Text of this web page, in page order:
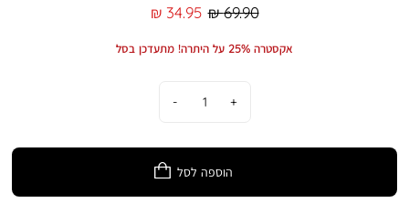
מחיר
34.95 ₪
מחיר
69.90 ₪
אקסטרה 25% על היתרה! מתעדכן בסל
הוספה לסל